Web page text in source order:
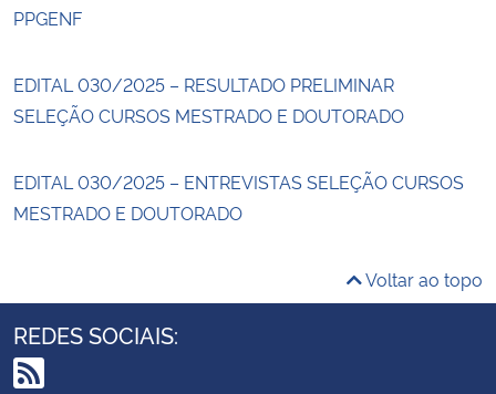
PPGENF
EDITAL 030/2025 – RESULTADO PRELIMINAR
SELEÇÃO CURSOS MESTRADO E DOUTORADO
EDITAL 030/2025 – ENTREVISTAS SELEÇÃO CURSOS
MESTRADO E DOUTORADO
Voltar ao topo
REDES SOCIAIS: